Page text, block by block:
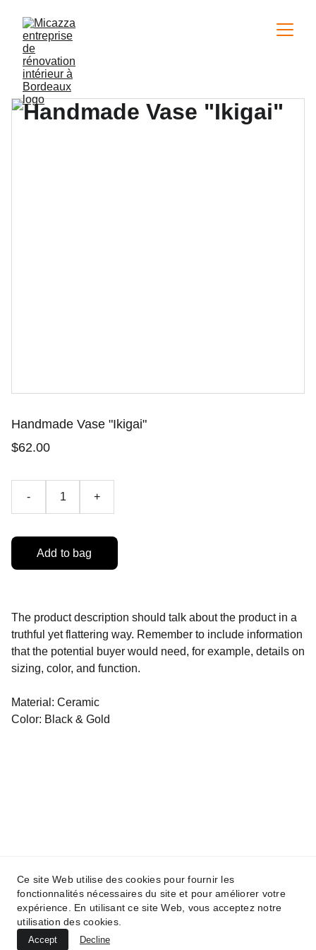
Handmade Vase "Ikigai"
$62.00
- +
Add to bag
The product description should talk about the product in a
truthful yet flattering way. Remember to include information
that the potential buyer would need, for example, details on
sizing, color, and function.
Material: Ceramic
Color: Black & Gold
Contact
Mentions légales
Ce site Web utilise des cookies pour fournir les
fonctionnalités nécessaires du site et pour améliorer votre
expérience. En utilisant ce site Web, vous acceptez notre
utilisation des cookies.
Accept Decline